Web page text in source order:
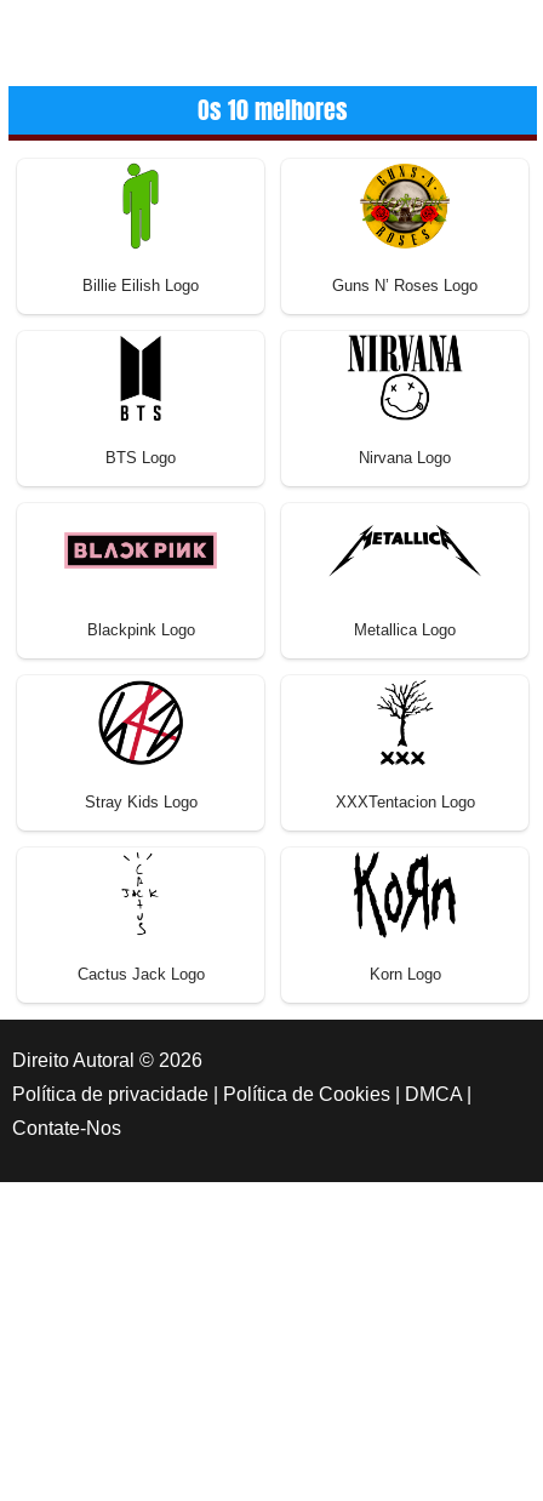
Os 10 melhores
Billie Eilish Logo Guns N’ Roses Logo
BTS Logo Nirvana Logo
Blackpink Logo Metallica Logo
Stray Kids Logo XXXTentacion Logo
Cactus Jack Logo Korn Logo
Direito Autoral © 2026
Política de privacidade
Política de Cookies DMCA|
Contate-Nos